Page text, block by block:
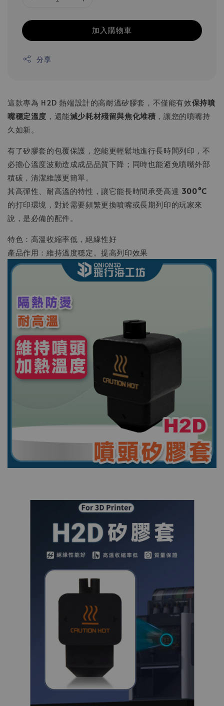
加入購物車
分享
這款專為 H2D 熱端設計的高耐溫矽膠套，不僅能有效保持噴
嘴穩定溫度 ，還能減少耗材殘留與焦化堆積 ，讓您的噴嘴持
久如新。
有了矽膠套的包覆保護，您能更輕鬆地進行長時間列印，不
必擔心溫度波動造成成品品質下降；同時也能避免噴嘴外部
積碳，清潔維護更簡單。
其高彈性、耐高溫的特性，讓它能長時間承受高達 300°C
的打印環境，對於需要頻繁更換噴嘴或長期列印的玩家來
說，是必備的配件。
特色：高溫收縮率低，絕緣性好
產品作用：維持溫度穩定。提高列印效果